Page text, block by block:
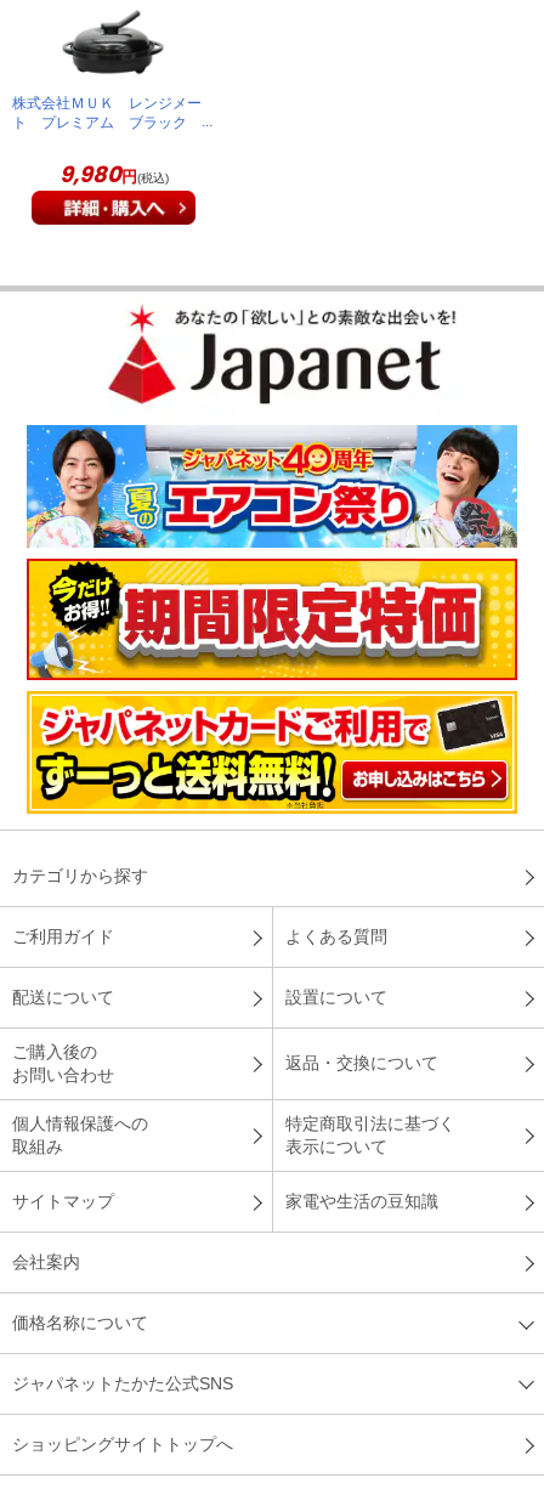
っかり落ちて、なお且つ柔らかく、とてもおいしかった。食事
作りの時間が短縮されて、火加減を気にすることもなく便利に
なりました。職場の同僚にも勧めたら、何人も購入しました。
皆、喜んでいました。
毎日、何作ろうかとワクワク！
ほぼ毎日使っています。レシピ本もあるので便利です。自分で
アレンジしてレンジの時間も自分で調節しているので本当に便
利です。お好み焼きも餃子も簡単！片付けも簡単！毎日、何作
ろうかとワクワクです。
どれも簡単で美味しくて満足
購入動機は、時短で簡単に主食やおかずなどが作れるからで
す。放送でよく見た、サバ焼きもちゃんと皮目が焼けて美味し
かったです。加熱調理で焼けるのはすごいです。他にも白米を
炊いたり、目玉焼き、野菜炒め、ジャ－マンポテトなどを作っ
てみました。どれも簡単で美味しくて満足です。
（神奈川県 60代I.S様
これ一台でできるメニュ－の多さにびっ
くり
通りでした。身もふっくらとほどよい焦げ目の焼き上がりでお
いしかったです。レンジで焼けるという不思議、試した今なお
驚きです。後片付けもとても簡単で、ご紹介通り。とても満足
しています。一緒に送られてきたレシピ本のペ－ジをめくりな
がら、これ一台でできるメニュ－の多さにびっくりで、あれも
くラクして使わせていただきたいと思います。ありがとうござ
いました。
（長野県 60代
あっという間に熱々の焼き魚に変身！
レンジメイトプレミアムは、以前のものよりも更にパワ－アッ
プしていて、料理のレパ－トリ－が増えました！特にカチコチ
に凍った状態の魚の開きも、あっという間に熱々の焼き魚に変
せんが、私のお気に入りの使い方は、焼いたお魚を皿に移すの
れて、魚好きの私にはたまりません（＾－＾）
株式会社ＭＵＫ レンジメー
ト プレミアム ブラック
9,980円(税込)
カテゴリから探す
ご利用ガイド よくある質問
配送について 設置について
ご購入後の
お問い合わせ
返品・交換について
個人情報保護への
取組み
特定商取引法に基づく
表示について
サイトマップ 家電や生活の豆知識
会社案内
価格名称について
ジャパネットたかた公式SNS
ショッピングサイトトップへ